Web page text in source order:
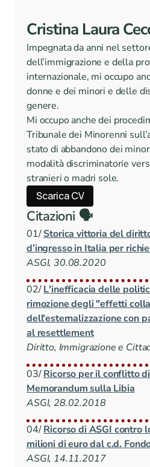
Cristina Laura
Impegnata da anni nel
dell’immigrazione e della
internazionale, mi occupo
donne e dei minori e delle
genere.
Mi occupo anche dei
Tribunale dei Minorenni
stato di abbandono dei
modalità discriminatorie
stranieri o madri sole.
Scarica CV
Citazioni 🗣️
01/ Storica vittoria del
d’ingresso in Italia per
ASGI, 30.08.2020
02/ L'inefficacia delle
rimozione degli "effetti
dell'esternalizzazione con
al resettlement
Diritto, Immigrazione e
03/ Ricorso per il conflitto
Memorandum sulla Libia
ASGI, 28.02.2018
04/ Ricorso di ASGI contro
milioni di euro dal c.d.
ASGI, 14.11.2017